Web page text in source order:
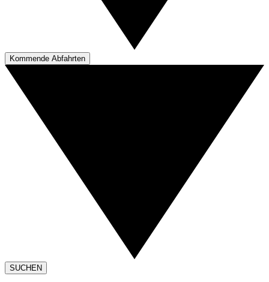
Kommende Abfahrten
SUCHEN